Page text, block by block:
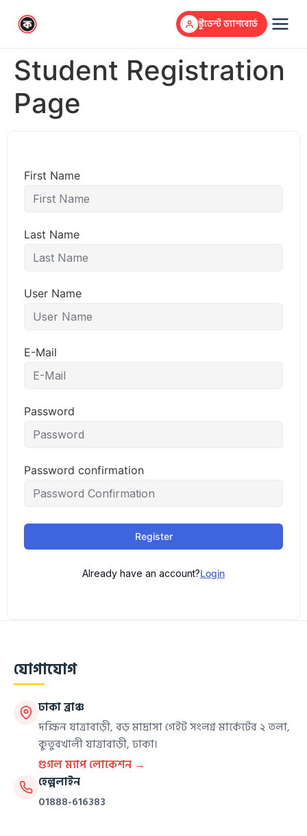
স্টুডেন্ট ড্যাশবোর্ড
Student Registration
Page
First Name
Last Name
User Name
E-Mail
Password
Password confirmation
Register
Already have an account?Login
যোগাযোগ
ঢাকা ব্রাঞ্চ
দক্ষিন যাত্রাবাড়ী, বড় মাদ্রাসা গেইট সংলগ্ন মার্কেটের ২ তলা,
কুতুবখালী যাত্রাবাড়ী, ঢাকা।
গুগল ম্যাপ লোকেশন →
হেল্পলাইন
01888-616383